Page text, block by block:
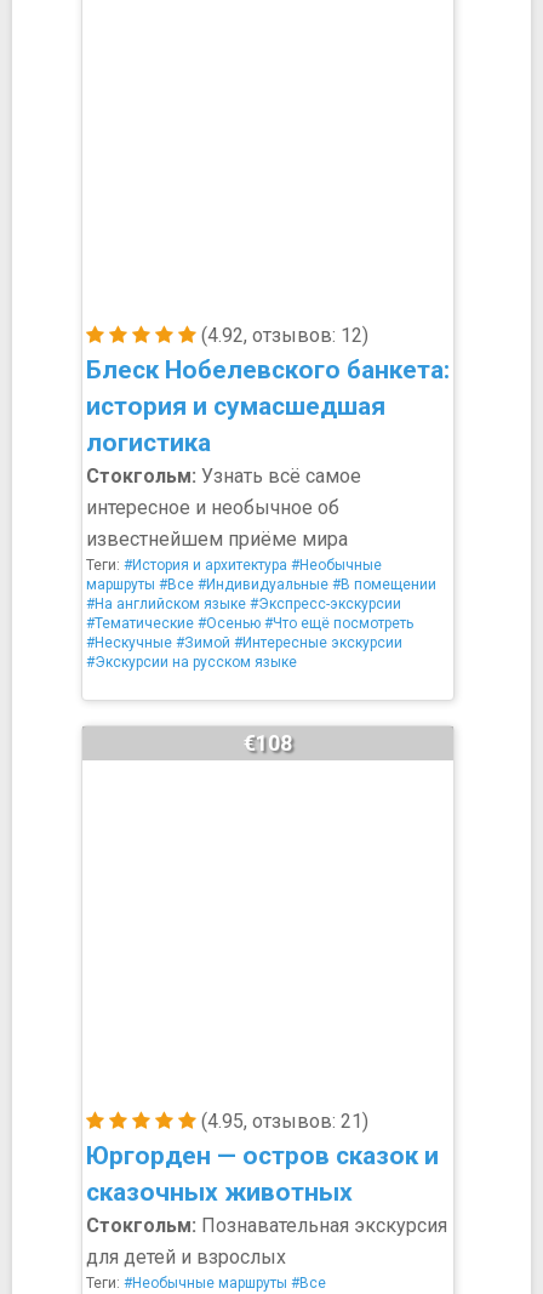
(4.92, отзывов: 12)
Блеск Нобелевского банкета:
история и сумасшедшая
логистика
Стокгольм: Узнать всё самое
интересное и необычное об
известнейшем приёме мира
Теги: #История и архитектура #Необычные
маршруты #Все #Индивидуальные #В помещении
#На английском языке #Экспресс-экскурсии
#Тематические #Осенью #Что ещё посмотреть
#Нескучные #Зимой #Интересные экскурсии
#Экскурсии на русском языке
(4.95, отзывов: 21)
Юргорден — остров сказок и
сказочных животных
€108
Стокгольм: Познавательная экскурсия
для детей и взрослых
Теги: #Необычные маршруты #Все